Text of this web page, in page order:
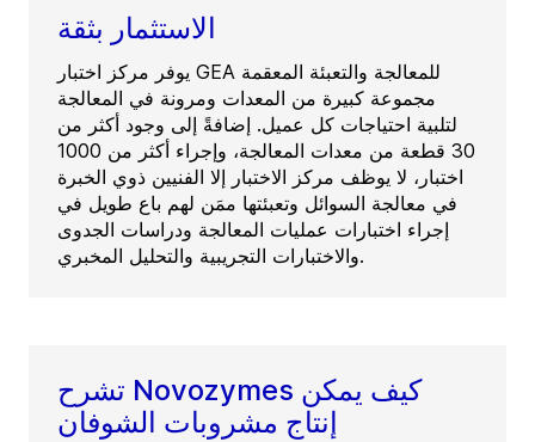
الاستثمار بثقة
يوفر مركز اختبار GEA للمعالجة والتعبئة المعقمة
مجموعة كبيرة من المعدات ومرونة في المعالجة
لتلبية احتياجات كل عميل. إضافةً إلى وجود أكثر من
30 قطعة من معدات المعالجة، وإجراء أكثر من 1000
اختبار، لا يوظف مركز الاختبار إلا الفنيين ذوي الخبرة
في معالجة السوائل وتعبئتها ممَن لهم باع طويل في
إجراء اختبارات عمليات المعالجة ودراسات الجدوى
والاختبارات التجريبية والتحليل المخبري.
تشرح Novozymes كيف يمكن
إنتاج مشروبات الشوفان